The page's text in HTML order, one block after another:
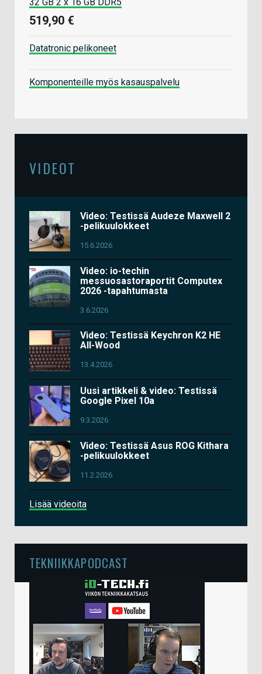
519,90 €
Datatronic pelikoneet
Komponenteille myös kasauspalvelu
VIDEOT
Video: Testissä Audeze Maxwell 2
-pelikuulokkeet
15.6.2026
Video: io-techin
messuosastoraportit Computex
2026 -tapahtumasta
3.6.2026
Video: Testissä Keychron K2 HE
All-Wood
13.4.2026
Uusi artikkeli & video: Testissä
Google Pixel 10a
9.3.2026
Video: Testissä Asus ROG Kithara
-pelikuulokkeet
11.2.2026
Lisää videoita
TEKNIIKKAPODCAST